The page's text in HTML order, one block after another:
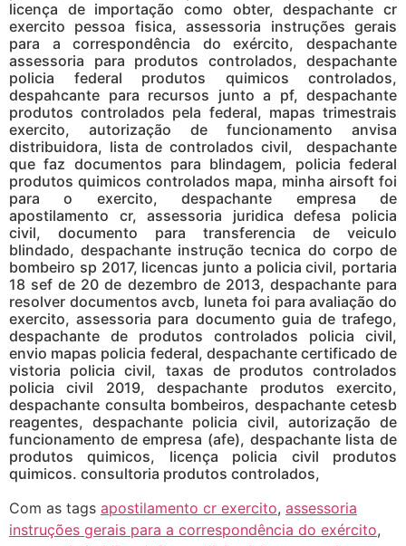
licença de importação como obter, despachante cr
exercito pessoa fisica, assessoria instruções gerais
para a correspondência do exército, despachante
assessoria para produtos controlados, despachante
policia federal produtos quimicos controlados,
despahcante para recursos junto a pf, despachante
produtos controlados pela federal, mapas trimestrais
exercito, autorização de funcionamento anvisa
distribuidora, lista de controlados civil, despachante
que faz documentos para blindagem, policia federal
produtos quimicos controlados mapa, minha airsoft foi
para o exercito, despachante empresa de
apostilamento cr, assessoria juridica defesa policia
civil, documento para transferencia de veiculo
blindado, despachante instrução tecnica do corpo de
bombeiro sp 2017, licencas junto a policia civil, portaria
18 sef de 20 de dezembro de 2013, despachante para
resolver documentos avcb, luneta foi para avaliação do
exercito, assessoria para documento guia de trafego,
despachante de produtos controlados policia civil,
envio mapas policia federal, despachante certificado de
vistoria policia civil, taxas de produtos controlados
policia civil 2019, despachante produtos exercito,
despachante consulta bombeiros, despachante cetesb
reagentes, despachante policia civil, autorização de
funcionamento de empresa (afe), despachante lista de
produtos quimicos, licença policia civil produtos
quimicos. consultoria produtos controlados,
Com as tags apostilamento cr exercito, assessoria
instruções gerais para a correspondência do exército,